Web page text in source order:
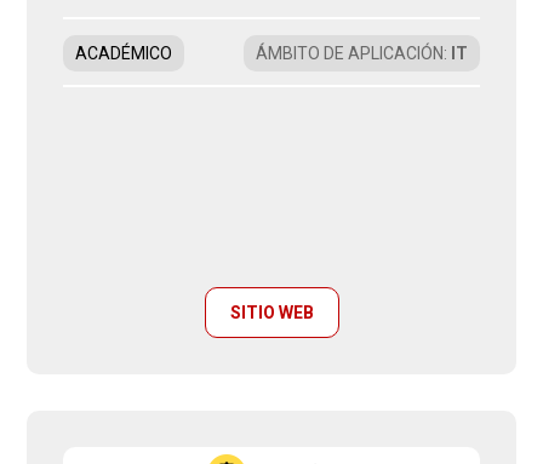
ACADÉMICO ÁMBITO DE APLICACIÓN: IT
SITIO WEB